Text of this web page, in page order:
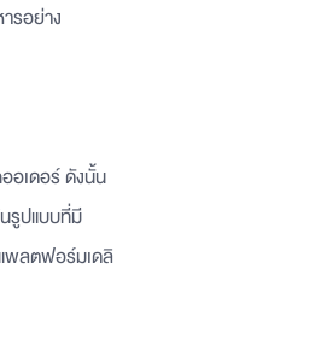
รอย่าง
อเดอร์ ดังนั้น
รูปแบบที่มี
พลตฟอร์มเดลิ